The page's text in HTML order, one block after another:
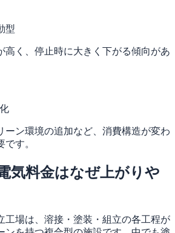
型
高く、停止時に大きく下がる傾向があ
ーン環境の追加など、消費構造が変わ
す。
気料金はなぜ上がりや
工場は、溶接・塗装・組立の各工程が